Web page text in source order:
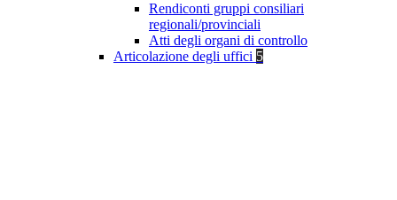
Rendiconti gruppi consiliari
regionali/provinciali
Atti degli organi di controllo
Articolazione degli uffici 5